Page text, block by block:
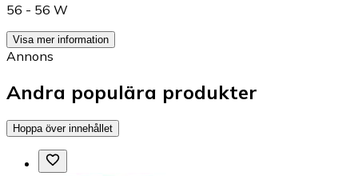
56 - 56 W
Visa mer information
Annons
Andra populära produkter
Hoppa över innehållet